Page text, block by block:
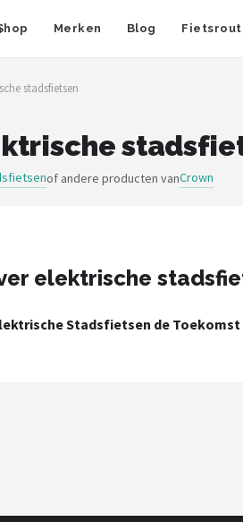
Merken Blog
stadsfietsen
of andere producten vanCrown
elektrische
Stadsfietsen de